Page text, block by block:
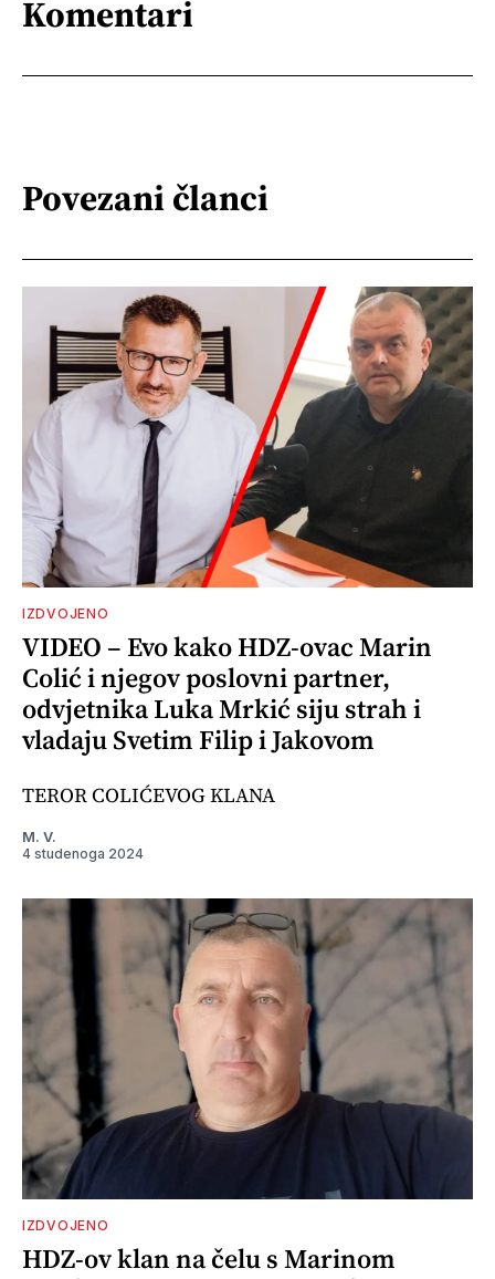
Komentari
Povezani članci
IZDVOJENO
VIDEO – Evo kako HDZ-ovac Marin
Colić i njegov poslovni partner,
odvjetnika Luka Mrkić siju strah i
vladaju Svetim Filip i Jakovom
TEROR COLIĆEVOG KLANA
M. V.
4 studenoga 2024
IZDVOJENO
HDZ-ov klan na čelu s Marinom